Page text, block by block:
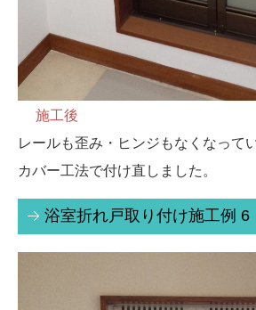
施工後
レールも歪み・ヒンジもなくなって
カバー工法で付け直しました。
浴室折れ戸取り付け施工例 6